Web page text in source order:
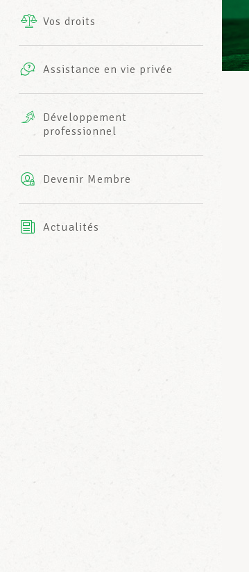
INFO-CENTER
Vos droits
Assistance en vie privée
complémentaires
AXA
Développement
professionnel
Devenir Membre
Actualités